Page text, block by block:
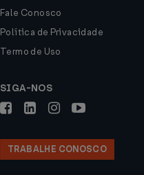
Fale Conosco
Política de Privacidade
Termo de Uso
SIGA-NOS
TRABALHE CONOSCO